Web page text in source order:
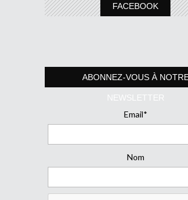
FACEBOOK
ABONNEZ-VOUS À
NEWSLETTER
Email*
Nom